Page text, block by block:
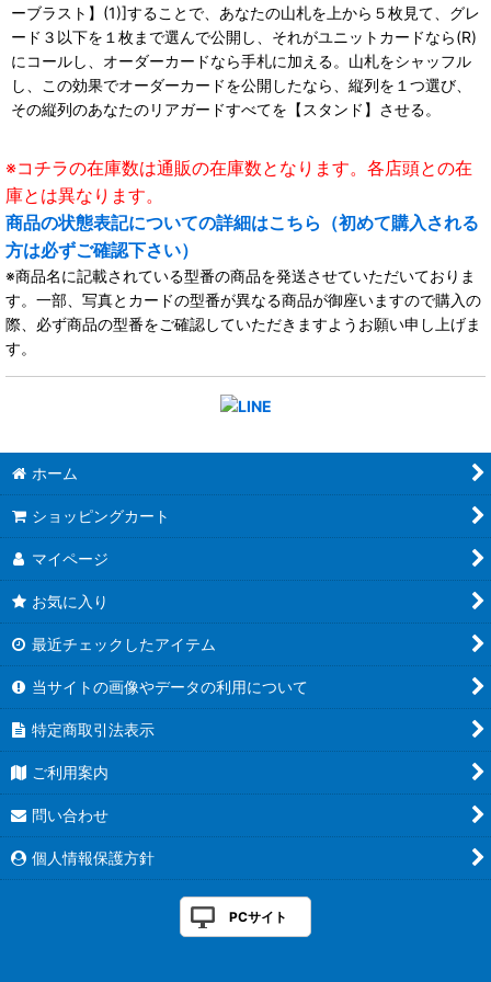
ーブラスト】(1)]することで、あなたの山札を上から５枚見て、グレ
ード３以下を１枚まで選んで公開し、それがユニットカードなら(R)
にコールし、オーダーカードなら手札に加える。山札をシャッフル
し、この効果でオーダーカードを公開したなら、縦列を１つ選び、
その縦列のあなたのリアガードすべてを【スタンド】させる。
※コチラの在庫数は通販の在庫数となります。各店頭との在
庫とは異なります。
商品の状態表記についての詳細はこちら（初めて購入される
方は必ずご確認下さい）
※商品名に記載されている型番の商品を発送させていただいておりま
す。一部、写真とカードの型番が異なる商品が御座いますので購入の
際、必ず商品の型番をご確認していただきますようお願い申し上げま
す。
ホーム
ショッピングカート
マイページ
お気に入り
最近チェックしたアイテム
当サイトの画像やデータの利用について
特定商取引法表示
ご利用案内
問い合わせ
個人情報保護方針
PCサイト